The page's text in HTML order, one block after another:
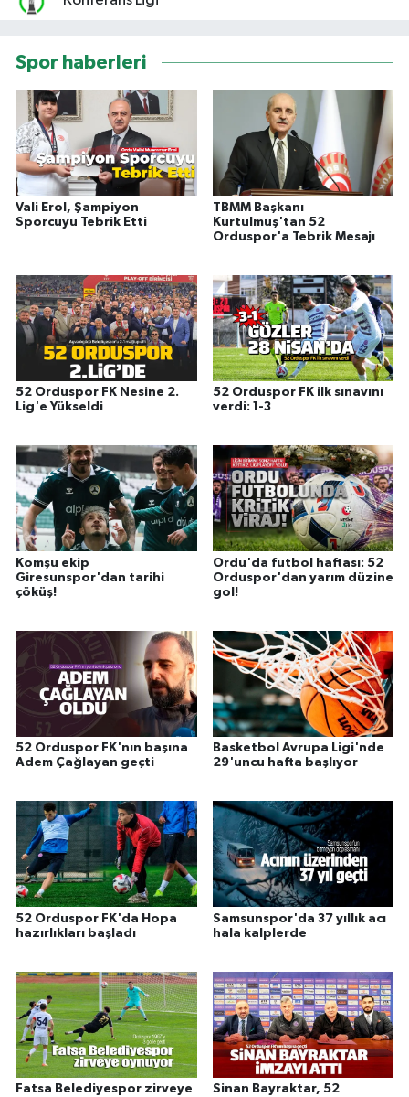
Spor haberleri
Vali Erol, Şampiyon
Sporcuyu Tebrik Etti
TBMM Başkanı
Kurtulmuş'tan 52
Orduspor'a Tebrik Mesajı
52 Orduspor FK Nesine 2.
Lig'e Yükseldi
52 Orduspor FK ilk sınavını
verdi: 1-3
Komşu ekip
Giresunspor'dan tarihi
çöküş!
Ordu'da futbol haftası: 52
Orduspor'dan yarım düzine
gol!
52 Orduspor FK'nın başına
Adem Çağlayan geçti
Basketbol Avrupa Ligi'nde
29'uncu hafta başlıyor
52 Orduspor FK'da Hopa
hazırlıkları başladı
Samsunspor'da 37 yıllık acı
hala kalplerde
Fatsa Belediyespor zirveye
Sinan Bayraktar, 52